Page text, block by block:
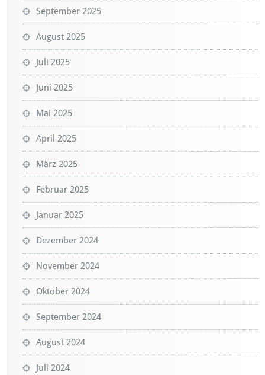
September 2025
August 2025
Juli 2025
Juni 2025
Mai 2025
April 2025
März 2025
Februar 2025
Januar 2025
Dezember 2024
November 2024
Oktober 2024
September 2024
August 2024
Juli 2024